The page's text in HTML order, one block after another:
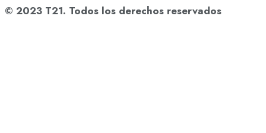
© 2023 T21. Todos los derechos reservados